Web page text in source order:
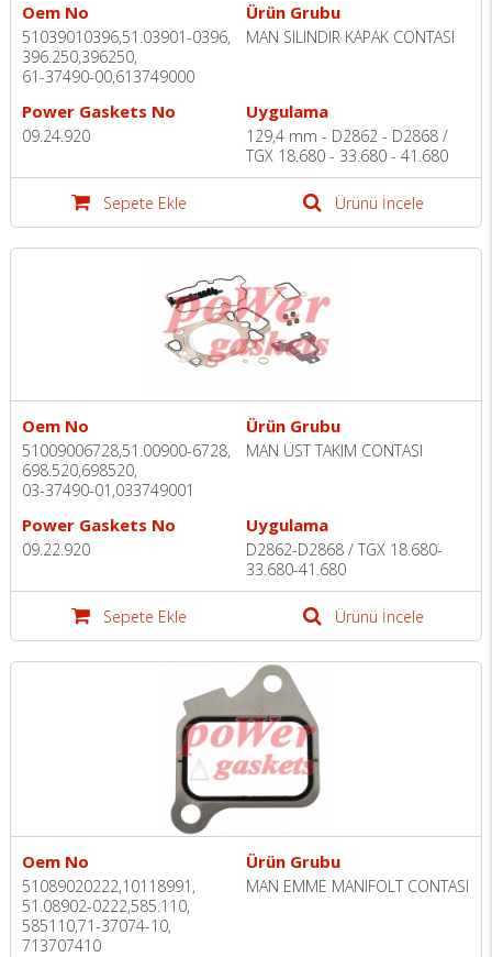
Oem No
51039010396,51.03901-0396,
396.250,396250,
61-37490-00,613749000
Ürün Grubu
MAN SILINDIR KAPAK CONTASI
Power Gaskets No
09.24.920
Uygulama
129,4 mm - D2862 - D2868 /
TGX 18.680 - 33.680 - 41.680
Sepete Ekle Ürünü İncele
Oem No
51009006728,51.00900-6728,
698.520,698520,
03-37490-01,033749001
Ürün Grubu
MAN ÜST TAKIM CONTASI
Power Gaskets No
09.22.920
Uygulama
D2862-D2868 / TGX 18.680-
33.680-41.680
Sepete Ekle Ürünü İncele
Oem No
51089020222,10118991,
51.08902-0222,585.110,
585110,71-37074-10,
713707410
Ürün Grubu
MAN EMME MANIFOLT CONTASI